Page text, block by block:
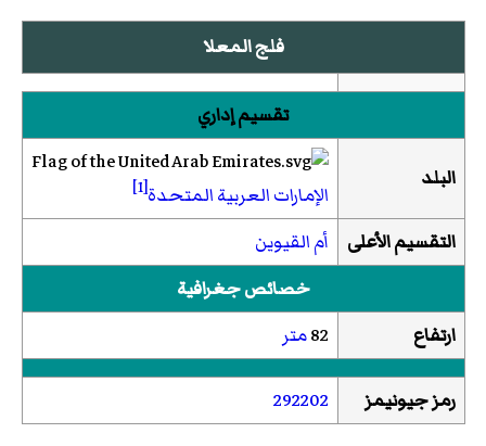
فلج المعلا
تقسيم إداري
البلد
الإمارات العربية المتحدة[1]
التقسيم الأعلى
أم القيوين
خصائص جغرافية
ارتفاع
82متر
رمز جيونيمز 292202